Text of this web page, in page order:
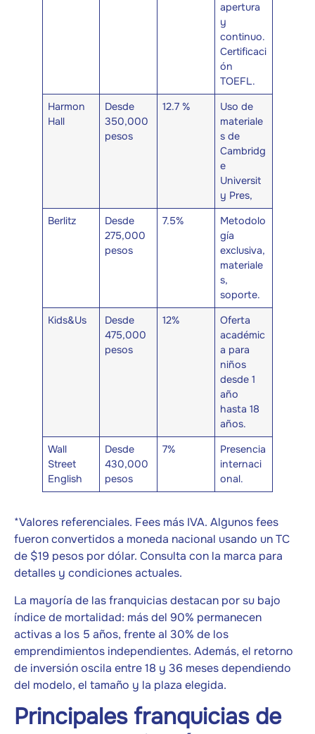
apertura
y
continuo.
Certificaci
ón
TOEFL.
Harmon
Hall
Desde
350,000
pesos
12.7 %
Uso de
materiale
s de
Cambridg
e
Universit
y Pres,
Berlitz
Desde
275,000
pesos
7.5%
Metodolo
gía
exclusiva,
materiale
s,
soporte.
Kids&Us
Desde
475,000
pesos
12%
Oferta
académic
a para
niños
desde 1
año
hasta 18
años.
Wall
Street
English
Desde
430,000
pesos
7%
Presencia
internaci
onal.
*Valores referenciales. Fees más IVA. Algunos fees
fueron convertidos a moneda nacional usando un TC
de $19 pesos por dólar. Consulta con la marca para
detalles y condiciones actuales.
La mayoría de las franquicias destacan por su bajo
índice de mortalidad: más del 90% permanecen
activas a los 5 años, frente al 30% de los
emprendimientos independientes. Además, el retorno
de inversión oscila entre 18 y 36 meses dependiendo
del modelo, el tamaño y la plaza elegida.
Principales franquicias de